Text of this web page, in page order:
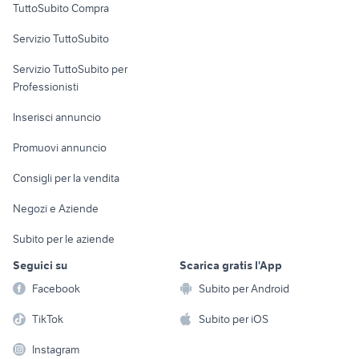
cafe racer usate
suzuki gsx s 750 usata
Informatica
Console e
Fotografia
Telefonia
Biciclette
TuttoSubito Compra
Servizio TuttoSubito
Servizio TuttoSubito per
Professionisti
Inserisci annuncio
Promuovi annuncio
Consigli per la vendita
Negozi e Aziende
Subito per le aziende
Seguici su
Facebook
TikTok
Instagram
Scarica gratis l'App
Subito per Android
Subito per iOS